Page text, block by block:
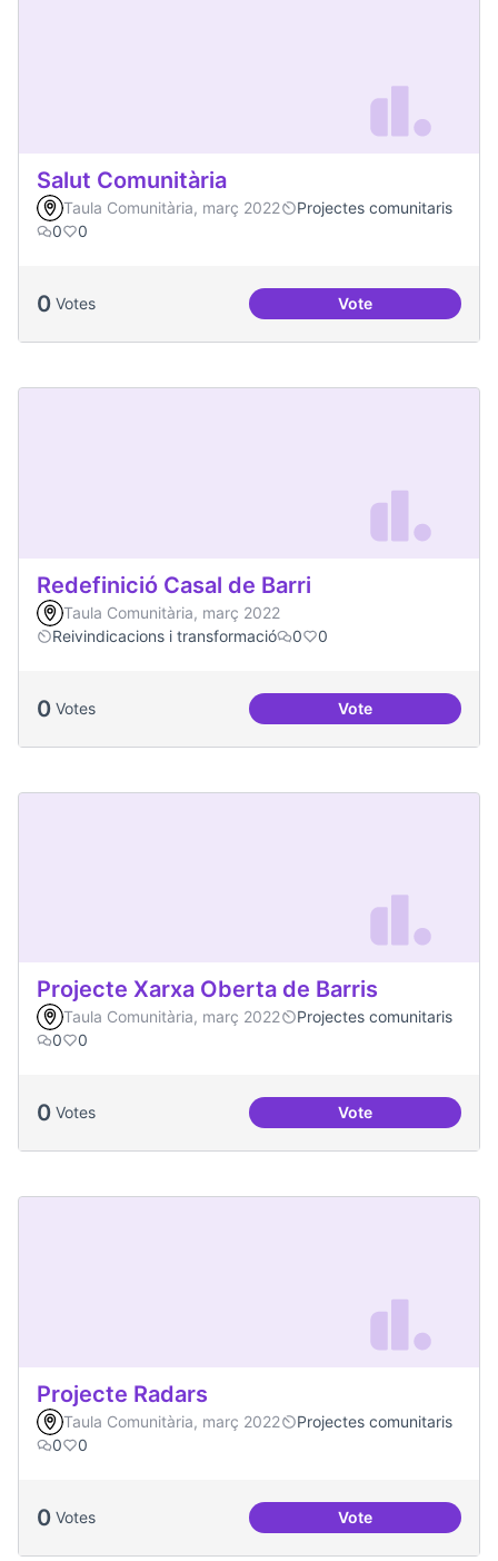
Salut Comunitària
Taula Comunitària, març 2022
Projectes comunitaris
0
0
0 Votes VoteSalut Comunitària
Redefinició Casal de Barri
Taula Comunitària, març 2022
Reivindicacions i transformació
0 0
0 Votes VoteRedefinició Casal
Projecte Xarxa Oberta de Barris
Taula Comunitària, març 2022
Projectes comunitaris
0
0
0 Votes VoteProjecte Xarxa
Projecte Radars
Taula Comunitària, març 2022
Projectes comunitaris
0
0
0 Votes VoteProjecte Radars